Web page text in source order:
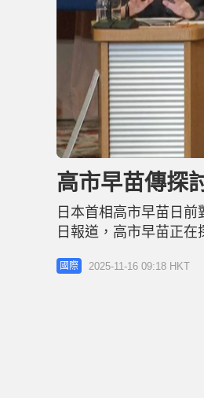
n
u
t
e
高市早苗傳探
日本首相高市早苗日
日報道，高市早苗正
道，高市早苗正在探
弱美國核威懾力的實效
國際 2025-11-16 09:18 HKT